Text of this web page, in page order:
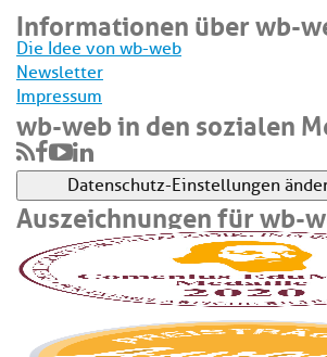
Informationen über wb-
Die Idee von wb-web
Newsletter
Impressum
wb-web in den sozialen
Datenschutz-Einstellungen
Auszeichnungen für wb-